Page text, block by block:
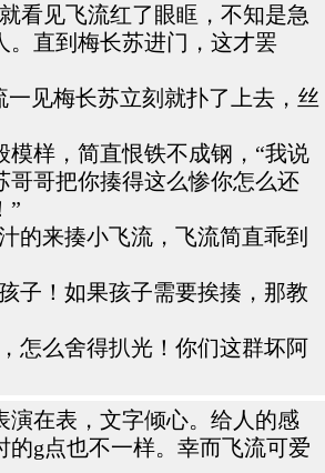
看见飞流红了眼眶，不知是急
。直到梅长苏进门，这才罢
见梅长苏立刻就扑了上去，丝
模样，简直恨铁不成钢，“我说
哥哥把你揍得这么惨你怎么还
”
的来揍小飞流，飞流简直乖到
子！如果孩子需要挨揍，那教
怎么舍得扒光！你们这群坏阿
演在表，文字倾心。给人的感
的g点也不一样。幸而飞流可爱